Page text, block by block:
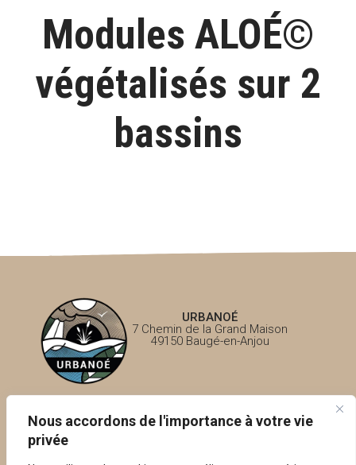
Nous accordons de l'importance à votre vie
privée
Modules ALOÉ©
végétalisés sur 2
bassins
URBANOÉ
7 Chemin de la Grand Maison
49150 Baugé-en-Anjou